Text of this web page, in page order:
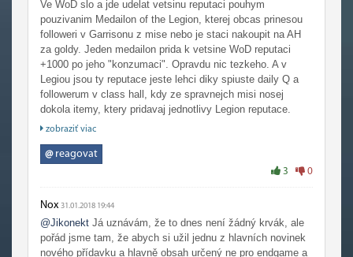
Ve WoD slo a jde udelat vetsinu reputaci pouhym
pouzivanim Medailon of the Legion, kterej obcas prinesou
followeri v Garrisonu z mise nebo je staci nakoupit na AH
za goldy. Jeden medailon prida k vetsine WoD reputaci
+1000 po jeho "konzumaci". Opravdu nic tezkeho. A v
Legiou jsou ty reputace jeste lehci diky spiuste daily Q a
followerum v class hall, kdy ze spravnejch misi nosej
dokola itemy, ktery pridavaj jednotlivy Legion reputace.
Clovek se ani nemusi z ty Class hall hnout.
tu hru. Ze si je nezalozi okamzite clovek, kerej si prave ted
koupi novej ucet nebo se po letech naloguje do hry mi
Nicmene repektuju, ze to vidis jinak, ja se jen snazim
zobraziť viac
@reagovat
3 0
Nox 31.01.2018 19:44
@Jikonekt Já uznávám, že to dnes není žádný krvák, ale
pořád jsme tam, že abych si užil jednu z hlavních novinek
nového přídavku a hlavně obsah určený ne pro endgame a